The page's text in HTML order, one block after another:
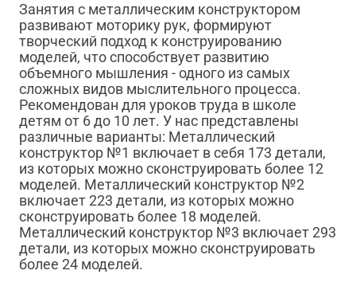
Занятия с металлическим конструктором
развивают моторику рук, формируют
творческий подход к конструированию
моделей, что способствует развитию
объемного мышления - одного из самых
сложных видов мыслительного процесса.
Рекомендован для уроков труда в школе
детям от 6 до 10 лет. У нас представлены
различные варианты: Металлический
конструктор №1 включает в себя 173 детали,
из которых можно сконструировать более 12
моделей. Металлический конструктор №2
включает 223 детали, из которых можно
сконструировать более 18 моделей.
Металлический конструктор №3 включает 293
детали, из которых можно сконструировать
более 24 моделей.